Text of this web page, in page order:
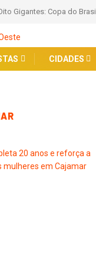
Gigantes: Copa do
CIDADES